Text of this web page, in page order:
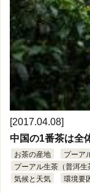
[2017.04.08]
中国の1番茶は全
お茶の産地
プーア
プーアル生茶（普洱生
気候と天気
環境要